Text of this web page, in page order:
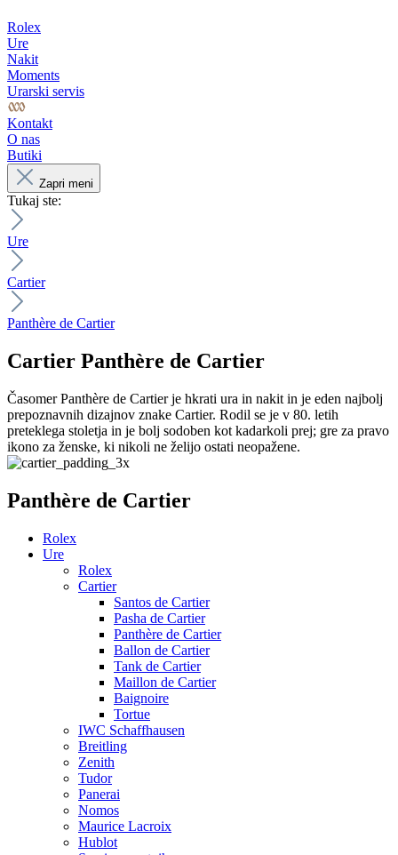
Rolex
Ure
Nakit
Moments
Urarski servis
Kontakt
O nas
Butiki
Zapri meni
Tukaj ste:
Ure
Cartier
Panthère de Cartier
Cartier Panthère de Cartier
Časomer Panthère de Cartier je hkrati ura in nakit in je eden najbolj
prepoznavnih dizajnov znake Cartier. Rodil se je v 80. letih
preteklega stoletja in je bolj sodoben kot kadarkoli prej; gre za pravo
ikono za ženske, ki nikoli ne želijo ostati neopažene.
Panthère de Cartier
Rolex
Ure
Rolex
Cartier
Santos de Cartier
Pasha de Cartier
Panthère de Cartier
Ballon de Cartier
Tank de Cartier
Maillon de Cartier
Baignoire
Tortue
IWC Schaffhausen
Breitling
Zenith
Tudor
Panerai
Nomos
Maurice Lacroix
Hublot